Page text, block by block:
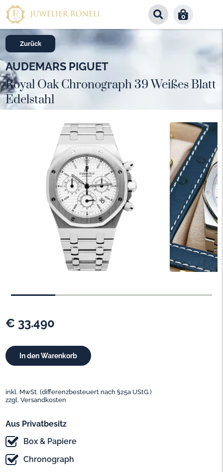
0
Zurück
€ 33.490
inkl. MwSt. (differenzbesteuert nach §25a UStG.)
zzgl. Versandkosten
Aus Privatbesitz
Box & Papiere
Chronograph
AUDEMARS PIGUET
Royal Oak Chronograph 39 Weißes Blatt
Edelstahl